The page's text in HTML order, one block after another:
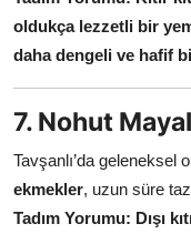
oldukça lezzetli bir
daha dengeli ve hafif
7. Nohut
Tavşanlı’da geleneksel
ekmekler, uzun süre
Tadım Yorumu: Dışı